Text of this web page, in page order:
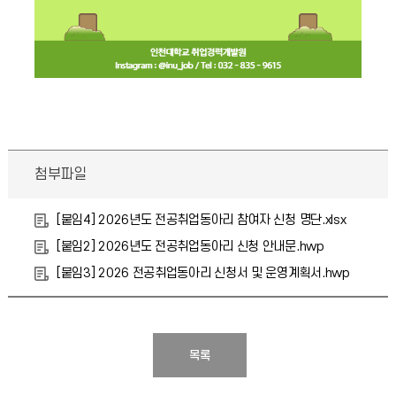
첨부파일
[붙임4] 2026년도 전공취업동아리 참여자 신청 명단.xlsx
[붙임2] 2026년도 전공취업동아리 신청 안내문.hwp
[붙임3] 2026 전공취업동아리 신청서 및 운영계획서.hwp
목록